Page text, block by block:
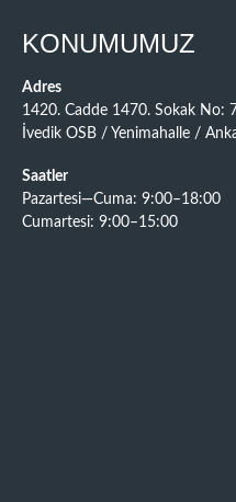
KONUMUMUZ
Adres
1420. Cadde 1470. Sokak No:
İvedik OSB / Yenimahalle /
Saatler
Pazartesi—Cuma: 9:00–18:00
Cumartesi: 9:00–15:00